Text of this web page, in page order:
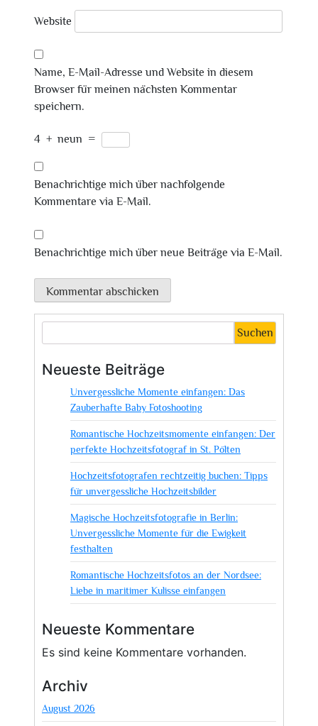
Website
Name, E-Mail-Adresse und Website in diesem
Browser für meinen nächsten Kommentar
speichern.
4 + neun =
Benachrichtige mich über nachfolgende
Kommentare via E-Mail.
Benachrichtige mich über neue Beiträge via E-Mail.
Suchen
Neueste Beiträge
Unvergessliche Momente einfangen: Das
Zauberhafte Baby Fotoshooting
Romantische Hochzeitsmomente einfangen: Der
perfekte Hochzeitsfotograf in St. Pölten
Hochzeitsfotografen rechtzeitig buchen: Tipps
für unvergessliche Hochzeitsbilder
Magische Hochzeitsfotografie in Berlin:
Unvergessliche Momente für die Ewigkeit
festhalten
Romantische Hochzeitsfotos an der Nordsee:
Liebe in maritimer Kulisse einfangen
Neueste Kommentare
Es sind keine Kommentare vorhanden.
Archiv
August 2026